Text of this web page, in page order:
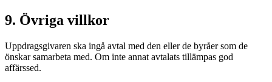
9. Övriga villkor
Uppdragsgivaren ska ingå avtal med den eller de byråer som de
önskar samarbeta med. Om inte annat avtalats tillämpas god
affärssed.